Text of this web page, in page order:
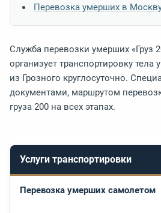
Услуги транспортировки
Перевозка умерших самолетом
Перевозка умерших в
Служба перевозки умерших «Груз
организует транспортировку
из Грозного круглосуточно.
документами, маршрутом
груза 200 на всех этапах.